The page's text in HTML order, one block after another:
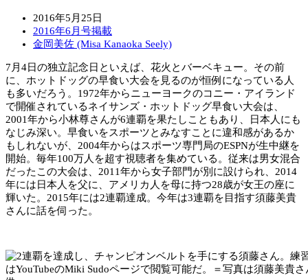
2016年5月25日
2016年6月号掲載
金岡美佐 (Misa Kanaoka Seely)
7月4日の独立記念日といえば、花火とバーベキュー。その前
に、ホットドッグの早食い大会を見るのが恒例になっている人
も多いだろう。1972年からニューヨークのコニー・アイランド
で開催されているネイサンズ・ホットドッグ早食い大会は、
2001年から小林尊さんが6連覇を果たしこともあり、日本人にも
なじみ深い。早食いをスポーツとみなすことに違和感があるか
もしれないが、2004年からはスポーツ専門局のESPNが生中継を
開始。毎年100万人を超す視聴者を集めている。従来は男女混合
だったこの大会は、2011年から女子部門が別に設けられ、2014
年には日本人を父に、アメリカ人を母に持つ28歳が女王の座に
輝いた。2015年には2連覇達成。今年は3連覇を目指す須藤美貴
さんに話を伺った。